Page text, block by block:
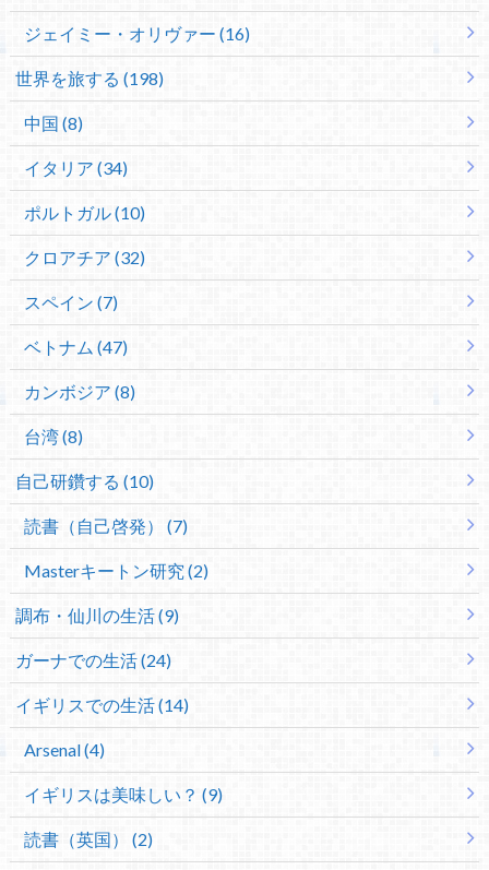
ジェイミー・オリヴァー (16)
世界を旅する (198)
中国 (8)
イタリア (34)
ポルトガル (10)
クロアチア (32)
スペイン (7)
ベトナム (47)
カンボジア (8)
台湾 (8)
自己研鑽する (10)
読書（自己啓発） (7)
Masterキートン研究 (2)
調布・仙川の生活 (9)
ガーナでの生活 (24)
イギリスでの生活 (14)
Arsenal (4)
イギリスは美味しい？ (9)
読書（英国） (2)